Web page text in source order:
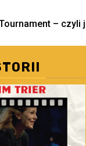
– czyli